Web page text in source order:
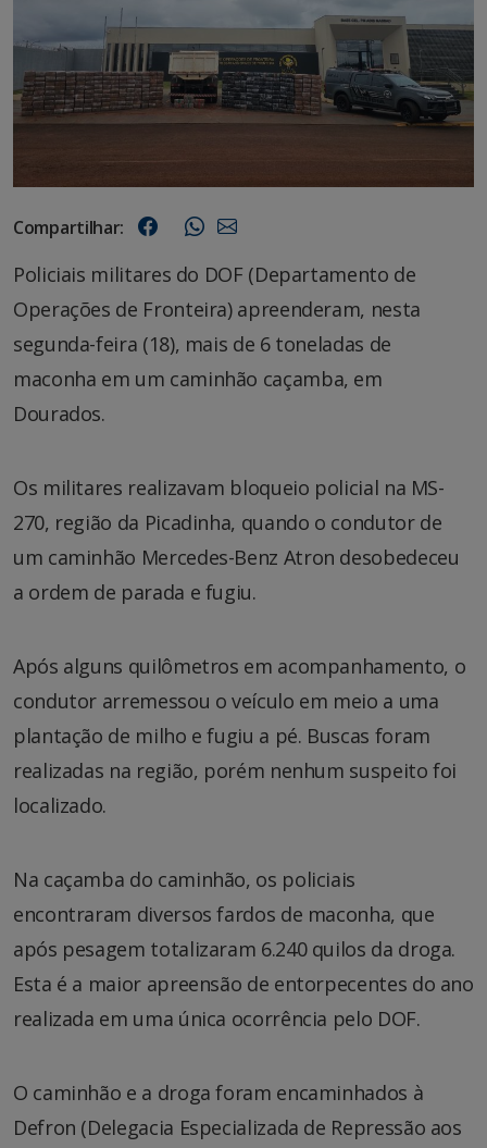
Compartilhar:
Policiais militares do DOF (Departamento de
Operações de Fronteira) apreenderam, nesta
segunda-feira (18), mais de 6 toneladas de
maconha em um caminhão caçamba, em
Dourados.
Os militares realizavam bloqueio policial na MS-
270, região da Picadinha, quando o condutor de
um caminhão Mercedes-Benz Atron desobedeceu
a ordem de parada e fugiu.
Após alguns quilômetros em acompanhamento, o
condutor arremessou o veículo em meio a uma
plantação de milho e fugiu a pé. Buscas foram
realizadas na região, porém nenhum suspeito foi
localizado.
Na caçamba do caminhão, os policiais
encontraram diversos fardos de maconha, que
após pesagem totalizaram 6.240 quilos da droga.
Esta é a maior apreensão de entorpecentes do ano
realizada em uma única ocorrência pelo DOF.
O caminhão e a droga foram encaminhados à
Defron (Delegacia Especializada de Repressão aos